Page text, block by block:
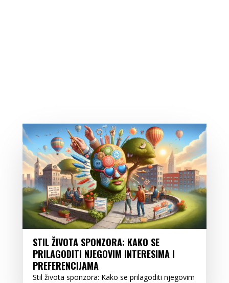
STIL ŽIVOTA SPONZORA: KAKO SE
PRILAGODITI NJEGOVIM INTERESIMA I
PREFERENCIJAMA
Stil života sponzora: Kako se prilagoditi njegovim